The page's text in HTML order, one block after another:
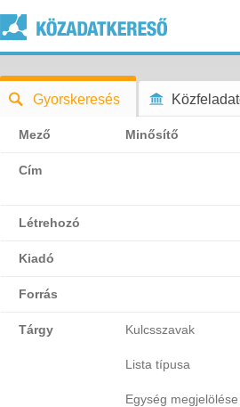
Gyorskeresés
Mező Minősítő
Cím
Létrehozó
Kiadó
Forrás
Tárgy Kulcsszavak
Lista típusa
Egység megjelölése